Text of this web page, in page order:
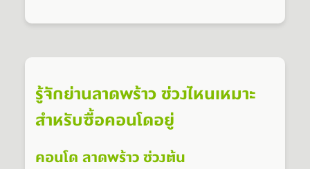
รู้จักย่านลาดพร้าว ช่วงไหนเหมาะ
สำหรับซื้อคอนโดอยู่
คอนโด ลาดพร้าว ช่วงต้น